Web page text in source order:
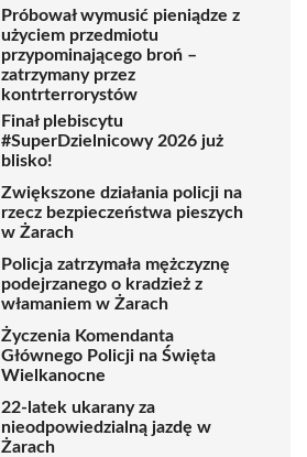
Próbował wymusić pieniądze z
użyciem przedmiotu
przypominającego broń –
zatrzymany przez
kontrterrorystów
Finał plebiscytu
#SuperDzielnicowy 2026 już
blisko!
Zwiększone działania policji na
rzecz bezpieczeństwa pieszych
w Żarach
Policja zatrzymała mężczyznę
podejrzanego o kradzież z
włamaniem w Żarach
Życzenia Komendanta
Głównego Policji na Święta
Wielkanocne
22-latek ukarany za
nieodpowiedzialną jazdę w
Żarach